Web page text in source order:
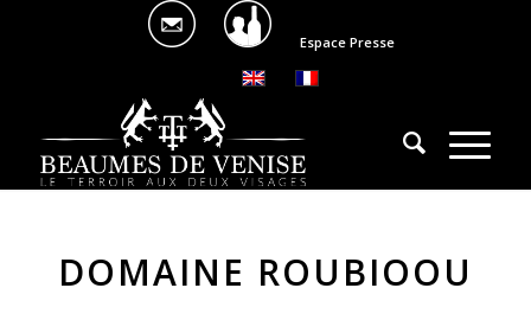
Espace Presse
DOMAINE ROUBIOOU